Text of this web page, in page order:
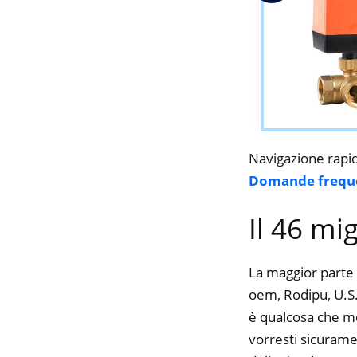
Navigazione
Domande
Il 46
La maggior
oem, Rodipu,
è qualcosa che
vorresti